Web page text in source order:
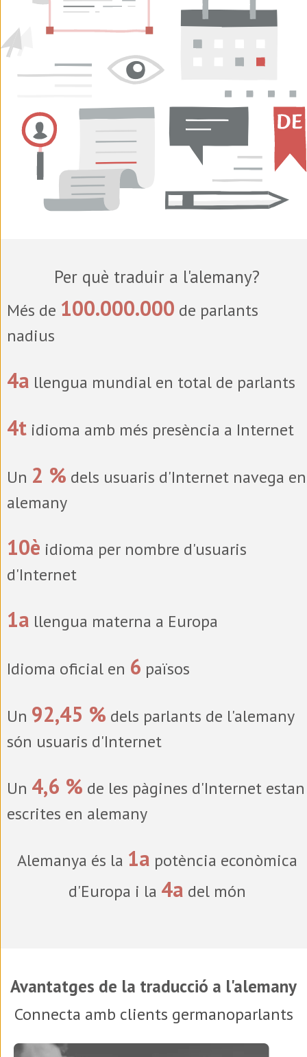
Per què traduir a l'alemany?
Més de 100.000.000 de parlants
nadius
4a llengua mundial en total de parlants
4t idioma amb més presència a Internet
Un 2 % dels usuaris d'Internet navega en
alemany
10è idioma per nombre d'usuaris
d'Internet
1a llengua materna a Europa
Idioma oficial en 6 països
Un 92,45 % dels parlants de l'alemany
són usuaris d'Internet
Un 4,6 % de les pàgines d'Internet estan
escrites en alemany
Alemanya és la 1a potència econòmica
d'Europa i la 4a del món
Avantatges de la traducció a l'alemany
Connecta amb clients germanoparlants